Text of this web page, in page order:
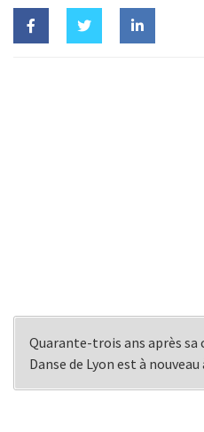
Quarante-trois ans après sa
Danse de Lyon est à